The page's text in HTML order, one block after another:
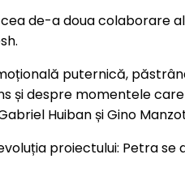
de-a doua colaborare
puternică,
despre momentele
Huiban și Gino
proiectului: Petra